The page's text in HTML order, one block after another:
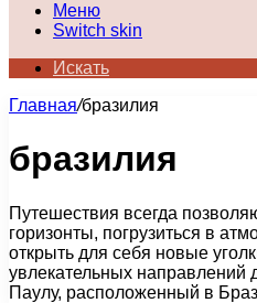
Меню
Switch skin
Искать
Главная/бразилия
бразилия
Путешествия всегда
горизонты, погрузиться в
открыть для себя новые
увлекательных направлений
Паулу, расположенный в